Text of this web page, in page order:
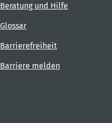
Beratung und Hilfe
Glossar
Barrierefreiheit
Barriere melden